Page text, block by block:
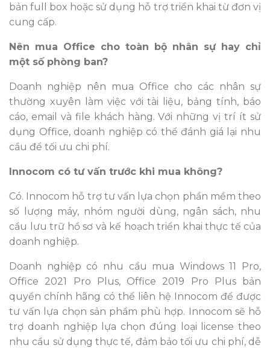
bản full box hoặc sử dụng hỗ trợ triển khai từ đơn vị
cung cấp.
Nên mua Office cho toàn bộ nhân sự hay chỉ
một số phòng ban?
Doanh nghiệp nên mua Office cho các nhân sự
thường xuyên làm việc với tài liệu, bảng tính, báo
cáo, email và file khách hàng. Với những vị trí ít sử
dụng Office, doanh nghiệp có thể đánh giá lại nhu
cầu để tối ưu chi phí.
Innocom có tư vấn trước khi mua không?
Có. Innocom hỗ trợ tư vấn lựa chọn phần mềm theo
số lượng máy, nhóm người dùng, ngân sách, nhu
cầu lưu trữ hồ sơ và kế hoạch triển khai thực tế của
doanh nghiệp.
Doanh nghiệp có nhu cầu mua Windows 11 Pro,
Office 2021 Pro Plus, Office 2019 Pro Plus bản
quyền chính hãng có thể liên hệ Innocom để được
tư vấn lựa chọn sản phẩm phù hợp. Innocom sẽ hỗ
trợ doanh nghiệp lựa chọn đúng loại license theo
nhu cầu sử dụng thực tế, đảm bảo tối ưu chi phí, dễ